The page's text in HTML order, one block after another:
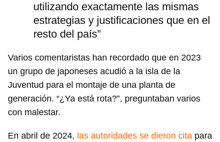
Guardar como favorito
iniciar sesión con tu cuenta de 14ymedio.
INICIAR SESIÓN CANCELAR
utilizando exactamente las mismas
estrategias y justificaciones que en el
resto del país”
Varios comentaristas han recordado que en 2023
un grupo de japoneses acudió a la isla de la
Juventud para el montaje de una planta de
generación. “¿Ya está rota?”, preguntaban varios
con malestar.
En abril de 2024, las autoridades se dieron cita para